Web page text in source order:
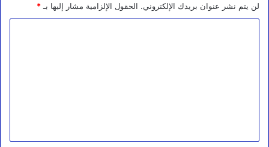
لن يتم نشر عنوان بريدك الإلكتروني. الحقول الإلزامية مشار إليها بـ *